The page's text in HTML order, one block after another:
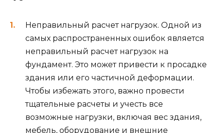
Неправильный расчет нагрузок. Одной из
самых распространенных ошибок является
неправильный расчет нагрузок на
фундамент. Это может привести к просадке
здания или его частичной деформации.
Чтобы избежать этого, важно провести
тщательные расчеты и учесть все
возможные нагрузки, включая вес здания,
мебель, оборудование и внешние